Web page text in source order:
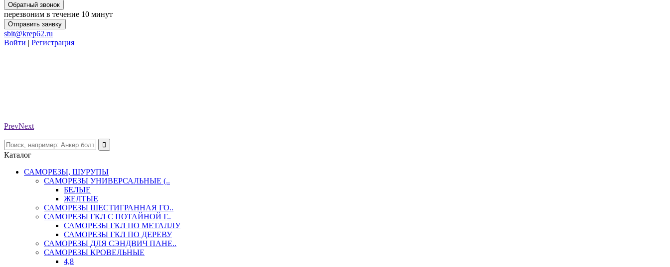
Обратный звонок
перезвоним в течение 10 минут
Отправить заявку
sbit@krep62.ru
Войти | Регистрация
PrevNext
Каталог
САМОРЕЗЫ, ШУРУПЫ
САМОРЕЗЫ УНИВЕРСАЛЬНЫЕ (..
БЕЛЫЕ
ЖЕЛТЫЕ
САМОРЕЗЫ ШЕСТИГРАННАЯ ГО..
САМОРЕЗЫ ГКЛ С ПОТАЙНОЙ Г..
САМОРЕЗЫ ГКЛ ПО МЕТАЛЛУ
САМОРЕЗЫ ГКЛ ПО ДЕРЕВУ
САМОРЕЗЫ ДЛЯ СЭНДВИЧ ПАНЕ..
САМОРЕЗЫ КРОВЕЛЬНЫЕ
4,8